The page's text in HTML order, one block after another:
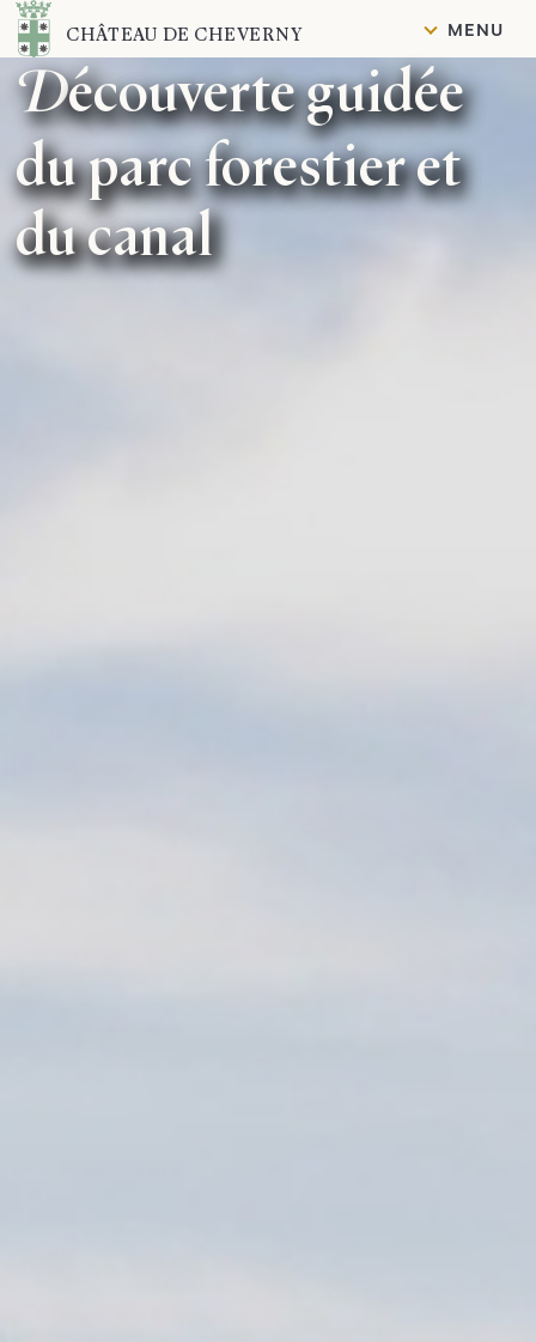
Contenu
CHÂTEAU DE CHEVERNY MENU
Découverte guidée
du parc forestier et
du canal